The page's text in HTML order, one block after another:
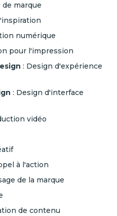
marque
numérique
pour l'impression
: Design d'expérience
: Design d'interface
vidéo
à l'action
de la marque
de contenu